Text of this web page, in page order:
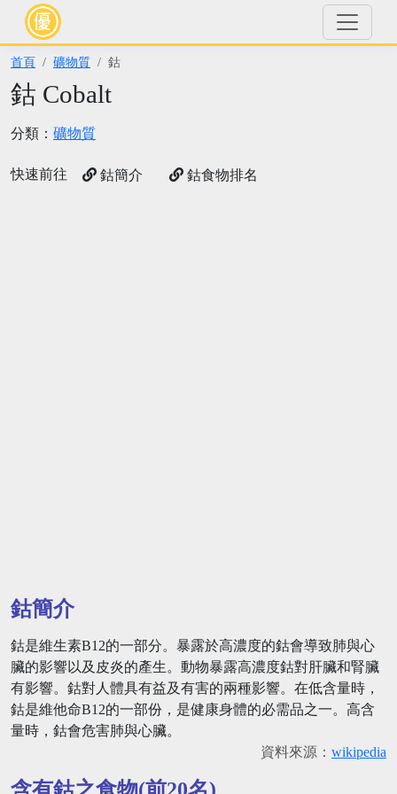
首頁 礦物質 鈷
鈷 Cobalt
分類： 礦物質
快速前往 鈷簡介 鈷食物排名
鈷簡介
鈷是維生素B12的一部分。暴露於高濃度的鈷會導致肺與心
臟的影響以及皮炎的產生。動物暴露高濃度鈷對肝臟和腎臟
有影響。鈷對人體具有益及有害的兩種影響。在低含量時，
鈷是維他命B12的一部份，是健康身體的必需品之一。高含
量時，鈷會危害肺與心臟。
資料來源： wikipedia